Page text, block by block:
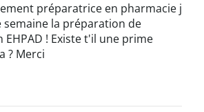
préparatrice en pharmacie j
semaine la préparation de
! Existe t'il une prime
? Merci